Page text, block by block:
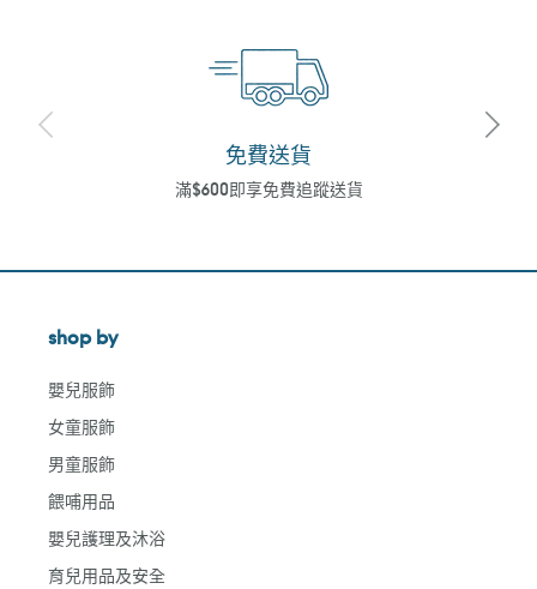
免費送貨
滿$600即享免費追蹤送貨
shop by
嬰兒服飾
女童服飾
男童服飾
餵哺用品
嬰兒護理及沐浴
育兒用品及安全